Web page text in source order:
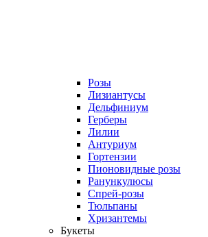
Розы
Лизиантусы
Дельфиниум
Герберы
Лилии
Антуриум
Гортензии
Пионовидные розы
Ранункулюсы
Спрей-розы
Тюльпаны
Хризантемы
Букеты